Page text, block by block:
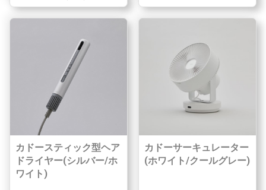
カドースティック型ヘア
ドライヤー(シルバー/ホ
ワイト)
カドーサーキュレーター
(ホワイト/クールグレー)